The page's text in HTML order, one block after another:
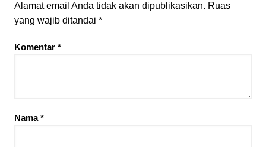
Alamat email Anda tidak akan dipublikasikan. Ruas
yang wajib ditandai *
Komentar *
Nama*